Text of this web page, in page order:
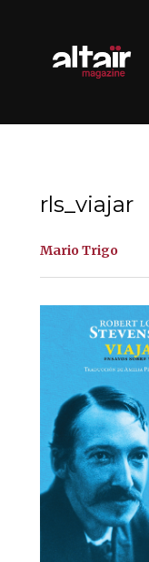
rls_viajar
Mario Trigo